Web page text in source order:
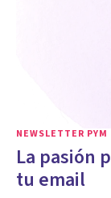
NEWSLETTER PYM
La pasión
tu email